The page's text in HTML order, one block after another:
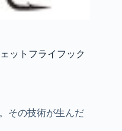
ットフライフック
その技術が生んだ